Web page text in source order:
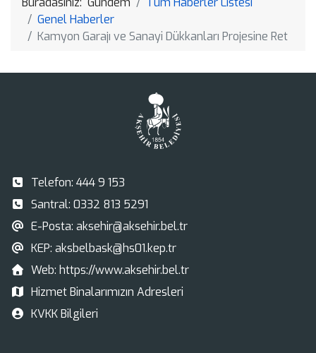
Genel Haberler
Kamyon Garajı ve Sanayi Dükkanları Projesine Ret
Telefon: 444 9 153
Santral: 0332 813 5291
E-Posta: aksehir@aksehir.bel.tr
KEP: aksbelbask@hs01.kep.tr
Web: https://www.aksehir.bel.tr
Hizmet Binalarımızın Adresleri
KVKK Bilgileri